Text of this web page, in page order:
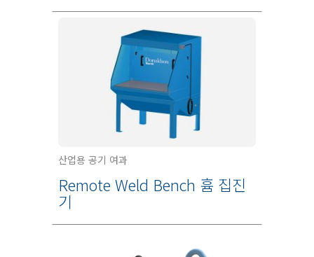
산업용 공기 여과
Remote Weld Bench 흄 집진
기